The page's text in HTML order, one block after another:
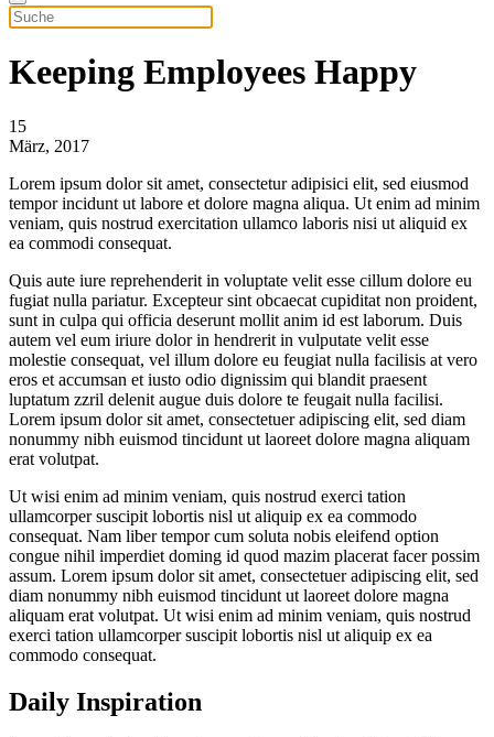
Keeping Employees Happy
15
März, 2017
Lorem ipsum dolor sit amet, consectetur adipisici elit, sed eiusmod
tempor incidunt ut labore et dolore magna aliqua. Ut enim ad minim
veniam, quis nostrud exercitation ullamco laboris nisi ut aliquid ex
ea commodi consequat.
Quis aute iure reprehenderit in voluptate velit esse cillum dolore eu
fugiat nulla pariatur. Excepteur sint obcaecat cupiditat non proident,
sunt in culpa qui officia deserunt mollit anim id est laborum. Duis
autem vel eum iriure dolor in hendrerit in vulputate velit esse
molestie consequat, vel illum dolore eu feugiat nulla facilisis at vero
eros et accumsan et iusto odio dignissim qui blandit praesent
luptatum zzril delenit augue duis dolore te feugait nulla facilisi.
Lorem ipsum dolor sit amet, consectetuer adipiscing elit, sed diam
nonummy nibh euismod tincidunt ut laoreet dolore magna aliquam
erat volutpat.
Ut wisi enim ad minim veniam, quis nostrud exerci tation
ullamcorper suscipit lobortis nisl ut aliquip ex ea commodo
consequat. Nam liber tempor cum soluta nobis eleifend option
congue nihil imperdiet doming id quod mazim placerat facer possim
assum. Lorem ipsum dolor sit amet, consectetuer adipiscing elit, sed
diam nonummy nibh euismod tincidunt ut laoreet dolore magna
aliquam erat volutpat. Ut wisi enim ad minim veniam, quis nostrud
exerci tation ullamcorper suscipit lobortis nisl ut aliquip ex ea
commodo consequat.
Daily Inspiration